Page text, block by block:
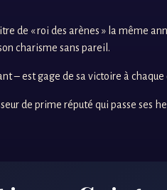
« roi des arènes » la même
charisme sans pareil.
– est gage de sa victoire à chaque
de prime réputé qui passe ses